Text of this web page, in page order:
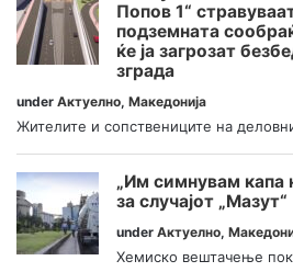
Попов 1“
подземната
ќе ја загрозат
зграда
under Актуелно, Македонија
Жителите и сопствениците на
„Им симнувам
за случајот „Мазут“
under Актуелно,
Хемиско вештачење